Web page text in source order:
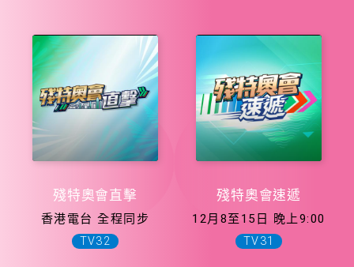
殘特奧會直擊
香港電台 全程同步
TV32
殘特奧會速遞
12月8至15日 晚上9:00
TV31